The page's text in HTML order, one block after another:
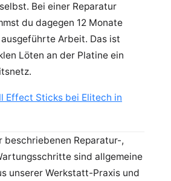
Bei einer Reparatur
du dagegen 12 Monate
Arbeit. Das ist
Löten an der Platine ein
Effect Sticks bei Elitech in
beschriebenen Reparatur-,
sind allgemeine
unserer Werkstatt-Praxis und